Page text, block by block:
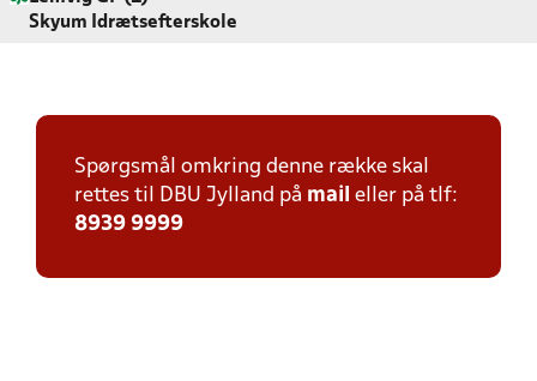
Skyum Idrætsefterskole
Spørgsmål omkring denne række skal
rettes til DBU Jylland på mail eller på tlf:
8939 9999